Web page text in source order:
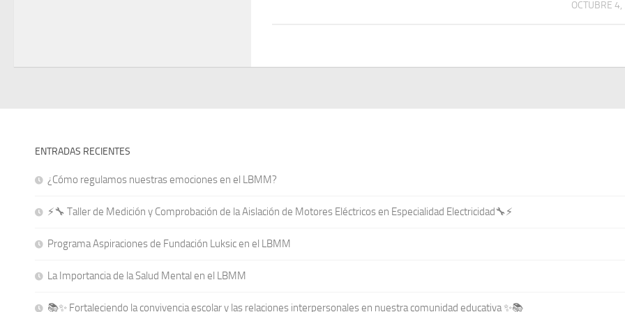
OCTUBRE
ENTRADAS RECIENTES
¿Cómo regulamos nuestras emociones en el LBMM?
⚡🔧 Taller de Medición y Comprobación de la Aislación de Motores Eléctricos en Especialidad Electricidad🔧⚡
Programa Aspiraciones de Fundación Luksic en el LBMM
La Importancia de la Salud Mental en el LBMM
📚✨ Fortaleciendo la convivencia escolar y las relaciones interpersonales en nuestra comunidad educativa ✨📚